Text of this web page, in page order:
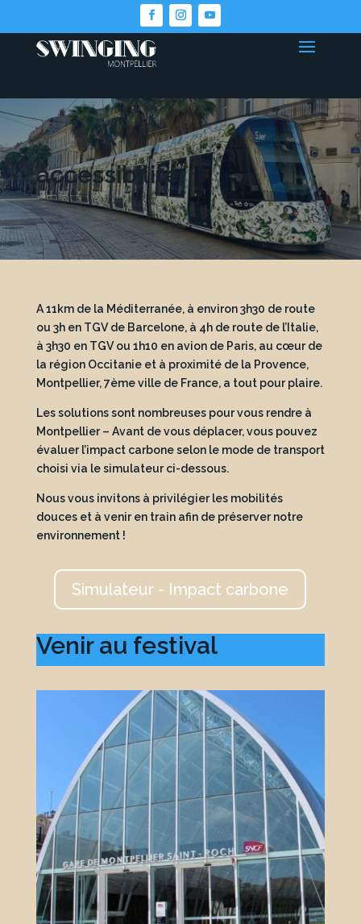
accessibilité
A 11km de la Méditerranée, à environ 3h30 de route
ou 3h en TGV de Barcelone, à 4h de route de l’Italie,
à 3h30 en TGV ou 1h10 en avion de Paris, au cœur de
la région Occitanie et à proximité de la Provence,
Montpellier, 7ème ville de France, a tout pour plaire.
Les solutions sont nombreuses pour vous rendre à
Montpellier – Avant de vous déplacer, vous pouvez
évaluer l’impact carbone selon le mode de transport
choisi via le simulateur ci-dessous.
Nous vous invitons à privilégier les mobilités
douces et à venir en train afin de préserver notre
environnement !
Simulateur - Impact carbone
Venir au festival